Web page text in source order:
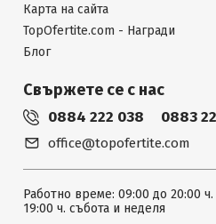
Карта на сайта
TopOfertite.com - Награди
Блог
Свържете се с нас
0884 222 038 0883
office@topofertite.com
Работно време: 09:00 до 20:00
19:00 ч. събота и неделя